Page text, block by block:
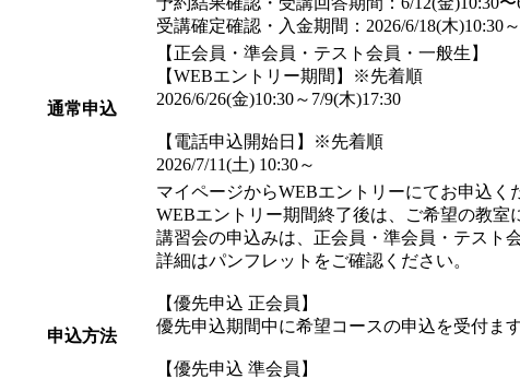
受講確定確認・入金期間：2026/6/18(木)10:30
通常申込
【正会員・準会員・テスト会員・一般生】
【WEBエントリー期間】※先着順
2026/6/26(金)10:30～7/9(木)17:30
【電話申込開始日】※先着順
2026/7/11(土) 10:30～
申込方法
マイページからWEBエントリーにてお申込く
WEBエントリー期間終了後は、ご希望の教室
講習会の申込みは、正会員・準会員・テスト
詳細はパンフレットをご確認ください。
【優先申込 正会員】
優先申込期間中に希望コースの申込を受付ま
【優先申込 準会員】